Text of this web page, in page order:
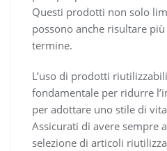
Questi prodotti non solo
possono anche risultare
termine.
L’uso di prodotti
fondamentale per ridurre
per adottare uno stile di
Assicurati di avere sempre
selezione di articoli